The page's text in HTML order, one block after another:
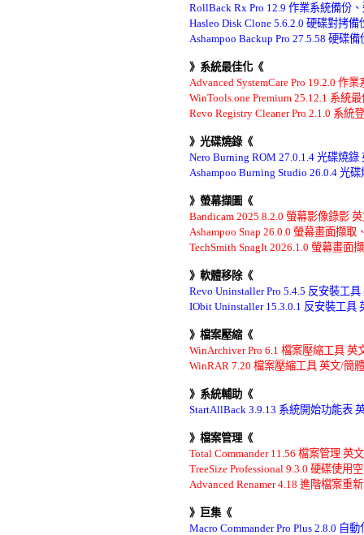
RollBack Rx Pro 12.9 作業系統備份
Hasleo Disk Clone 5.6.2.0 硬碟對拷
Ashampoo Backup Pro 27.5.58 硬碟
》系統最佳化《
Advanced SystemCare Pro 19.2.0 作
WinTools.one Premium 25.12.1 系統
Revo Registry Cleaner Pro 2.1.0 系
》光碟燒錄《
Nero Burning ROM 27.0.1.4 光碟燒
Ashampoo Burning Studio 26.0.4 光
》螢幕擷圖《
Bandicam 2025 8.2.0 螢幕影像錄影
Ashampoo Snap 26.0.0 螢幕畫面擷
TechSmith SnagIt 2026.1.0 螢幕畫面
》軟體移除《
Revo Uninstaller Pro 5.4.5 反安裝工
IObit Uninstaller 15.3.0.1 反安裝工具
》檔案壓縮《
WinArchiver Pro 6.1 檔案壓縮工具 英
WinRAR 7.20 檔案壓縮工具 英文/簡
》系統輔助《
StartAllBack 3.9.13 系統開始功能表
》檔案管理《
Total Commander 11.56 檔案管理 英
TreeSize Professional 9.3.0 硬碟使用
Advanced Renamer 4.18 進階檔案重
》巨集《
Macro Commander Pro Plus 2.8.0 自